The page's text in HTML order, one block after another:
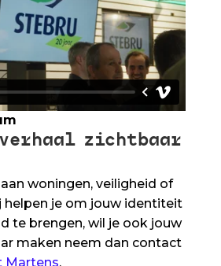
zichtbaar
woningen, veiligheid of
helpen je om jouw identiteit
te brengen, wil je ook jouw
maken neem dan contact
Martens.